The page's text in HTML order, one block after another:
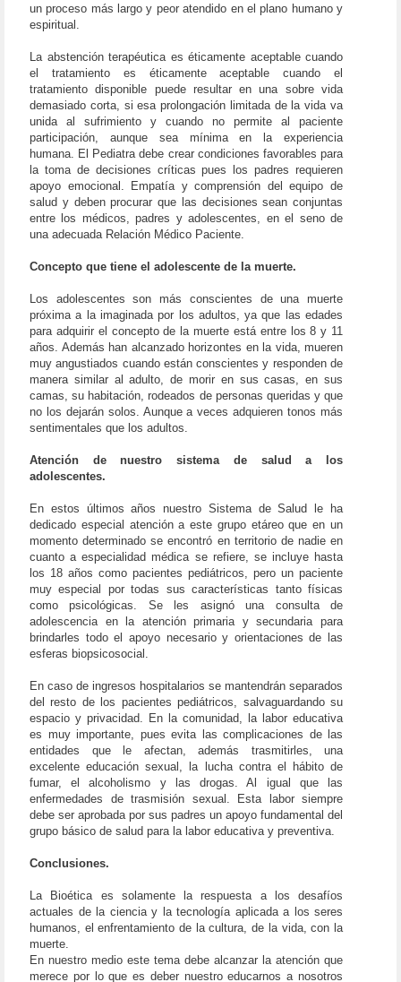
un proceso más largo y peor atendido en el plano humano y
espiritual.
La abstención terapéutica es éticamente aceptable cuando
el tratamiento es éticamente aceptable cuando el
tratamiento disponible puede resultar en una sobre vida
demasiado corta, si esa prolongación limitada de la vida va
unida al sufrimiento y cuando no permite al paciente
participación, aunque sea mínima en la experiencia
humana. El Pediatra debe crear condiciones favorables para
la toma de decisiones críticas pues los padres requieren
apoyo emocional. Empatía y comprensión del equipo de
salud y deben procurar que las decisiones sean conjuntas
entre los médicos, padres y adolescentes, en el seno de
una adecuada Relación Médico Paciente.
Concepto que tiene el adolescente de la muerte.
Los adolescentes son más conscientes de una muerte
próxima a la imaginada por los adultos, ya que las edades
para adquirir el concepto de la muerte está entre los 8 y 11
años. Además han alcanzado horizontes en la vida, mueren
muy angustiados cuando están conscientes y responden de
manera similar al adulto, de morir en sus casas, en sus
camas, su habitación, rodeados de personas queridas y que
no los dejarán solos. Aunque a veces adquieren tonos más
sentimentales que los adultos.
Atención de nuestro sistema de salud a los
adolescentes.
En estos últimos años nuestro Sistema de Salud le ha
dedicado especial atención a este grupo etáreo que en un
momento determinado se encontró en territorio de nadie en
cuanto a especialidad médica se refiere, se incluye hasta
los 18 años como pacientes pediátricos, pero un paciente
muy especial por todas sus características tanto físicas
como psicológicas. Se les asignó una consulta de
adolescencia en la atención primaria y secundaria para
brindarles todo el apoyo necesario y orientaciones de las
esferas biopsicosocial.
En caso de ingresos hospitalarios se mantendrán separados
del resto de los pacientes pediátricos, salvaguardando su
espacio y privacidad. En la comunidad, la labor educativa
es muy importante, pues evita las complicaciones de las
entidades que le afectan, además trasmitirles, una
excelente educación sexual, la lucha contra el hábito de
fumar, el alcoholismo y las drogas. Al igual que las
enfermedades de trasmisión sexual. Esta labor siempre
debe ser aprobada por sus padres un apoyo fundamental del
grupo básico de salud para la labor educativa y preventiva.
Conclusiones.
La Bioética es solamente la respuesta a los desafíos
actuales de la ciencia y la tecnología aplicada a los seres
humanos, el enfrentamiento de la cultura, de la vida, con la
muerte.
En nuestro medio este tema debe alcanzar la atención que
merece por lo que es deber nuestro educarnos a nosotros